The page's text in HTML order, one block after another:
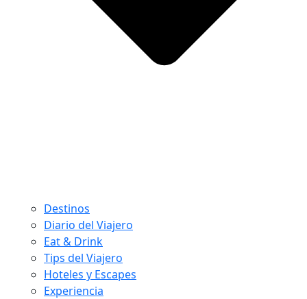
Destinos
Diario del Viajero
Eat & Drink
Tips del Viajero
Hoteles y Escapes
Experiencia